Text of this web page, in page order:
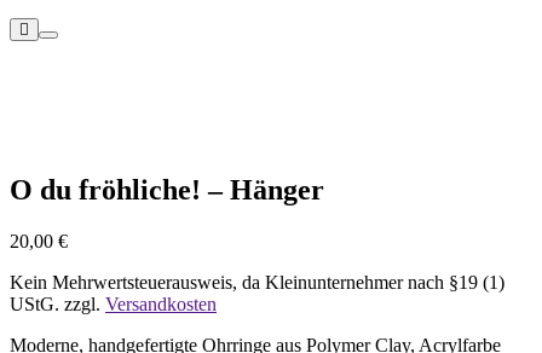
Weitere
Informationen
Hauptmenü
O du fröhliche! – Hänger
20,00 €
Kein Mehrwertsteuerausweis, da Kleinunternehmer nach §19 (1)
UStG. zzgl. Versandkosten
Moderne, handgefertigte Ohrringe aus Polymer Clay, Acrylfarbe